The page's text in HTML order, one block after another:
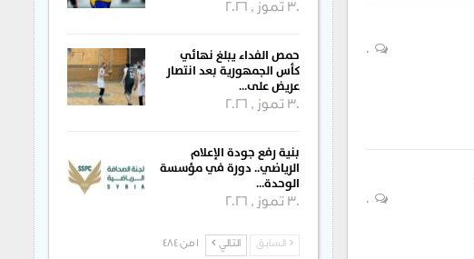
30 تموز , 2026
حمص الفداء يبلغ نهائي
كأس الجمهورية بعد انتصار
عريض على…
30 تموز , 2026
بنية رفع جودة الإعلام
الرياضي.. دورة في مؤسسة
الوحدة…
30 تموز , 2026
السابق التالي 1 من 484